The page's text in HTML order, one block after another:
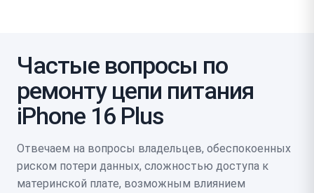
Частые вопросы по
ремонту цепи питания
iPhone 16 Plus
Отвечаем на вопросы владельцев, обеспокоенных
риском потери данных, сложностью доступа к
материнской плате, возможным влиянием